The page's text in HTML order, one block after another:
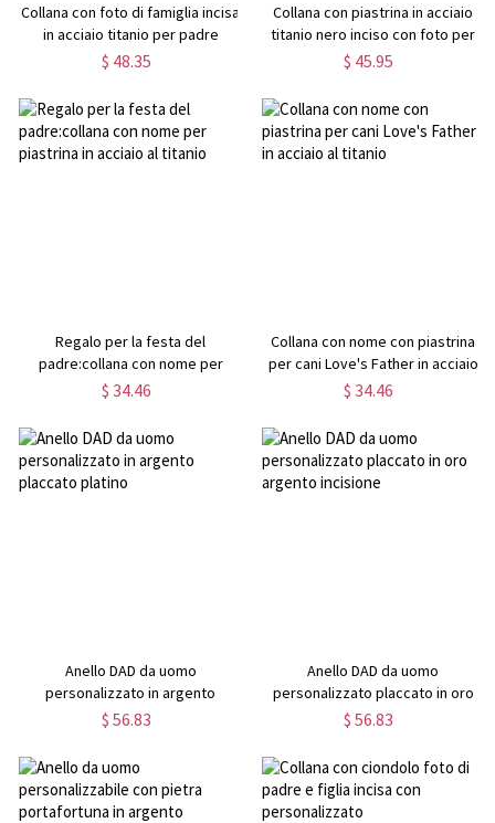
Collana con foto di famiglia incisa
in acciaio titanio per padre
$ 48.35
Collana con piastrina in acciaio
titanio nero inciso con foto per
padre
$ 45.95
Regalo per la festa del
padre:collana con nome per
piastrina in acciaio al titanio
$ 34.46
Collana con nome con piastrina
per cani Love's Father in acciaio
al titanio
$ 34.46
Anello DAD da uomo
personalizzato in argento
placcato platino
$ 56.83
Anello DAD da uomo
personalizzato placcato in oro
argento incisione
$ 56.83